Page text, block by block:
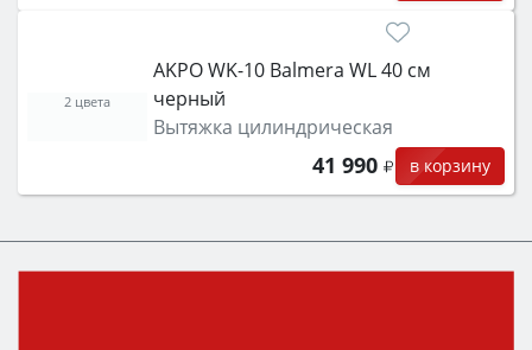
AKPO WK-10 Balmera WL 40 см
черный
Вытяжка цилиндрическая
41 990 в корзину
2 цвета